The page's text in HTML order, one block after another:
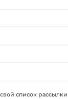
список рассылки